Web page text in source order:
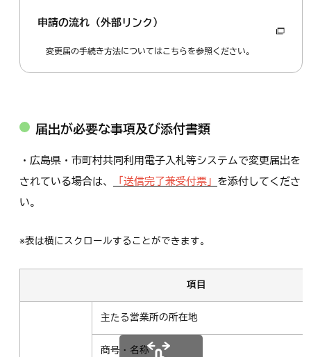
申請の流れ（外部リンク）
変更届の手続き方法についてはこちらを参照ください。
届出が必要な事項及び添付書類
・広島県・市町村共同利用電子入札等システムで変更届出を
されている場合は、
「送信完了兼受付票」 を添付してくださ
い。
※表は横にスクロールすることができます。
項目
主たる営業所の所在地
商号・名称